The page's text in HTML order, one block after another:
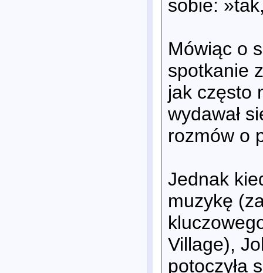
sobie:
Mówiąc o
spotkanie
jak często
wydawał
rozmów o
Jednak
muzykę
Village),
potoczyła